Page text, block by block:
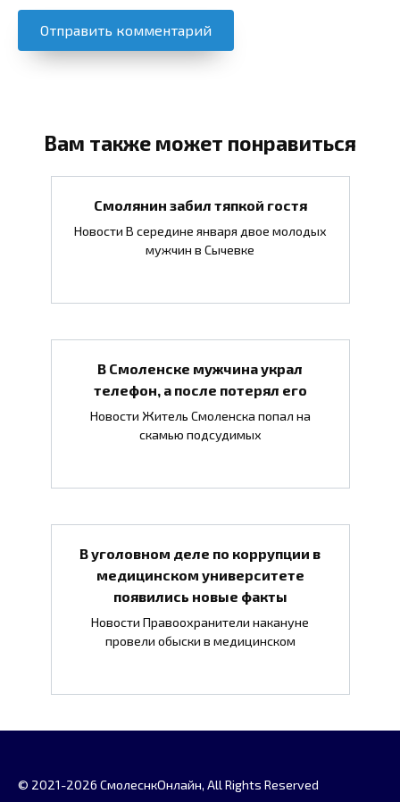
Вам также может понравиться
Смолянин забил тяпкой гостя
Новости В середине января двое молодых
мужчин в Сычевке
В Смоленске мужчина украл
телефон, а после потерял его
Новости Житель Смоленска попал на
скамью подсудимых
В уголовном деле по коррупции в
медицинском университете
появились новые факты
Новости Правоохранители накануне
провели обыски в медицинском
© 2021-2026 СмолеснкОнлайн, All Rights Reserved